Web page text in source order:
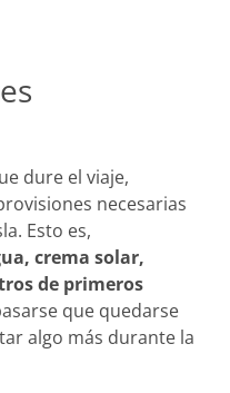
dure el viaje,
necesarias
Esto es,
crema solar,
de primeros
que quedarse
algo más durante la